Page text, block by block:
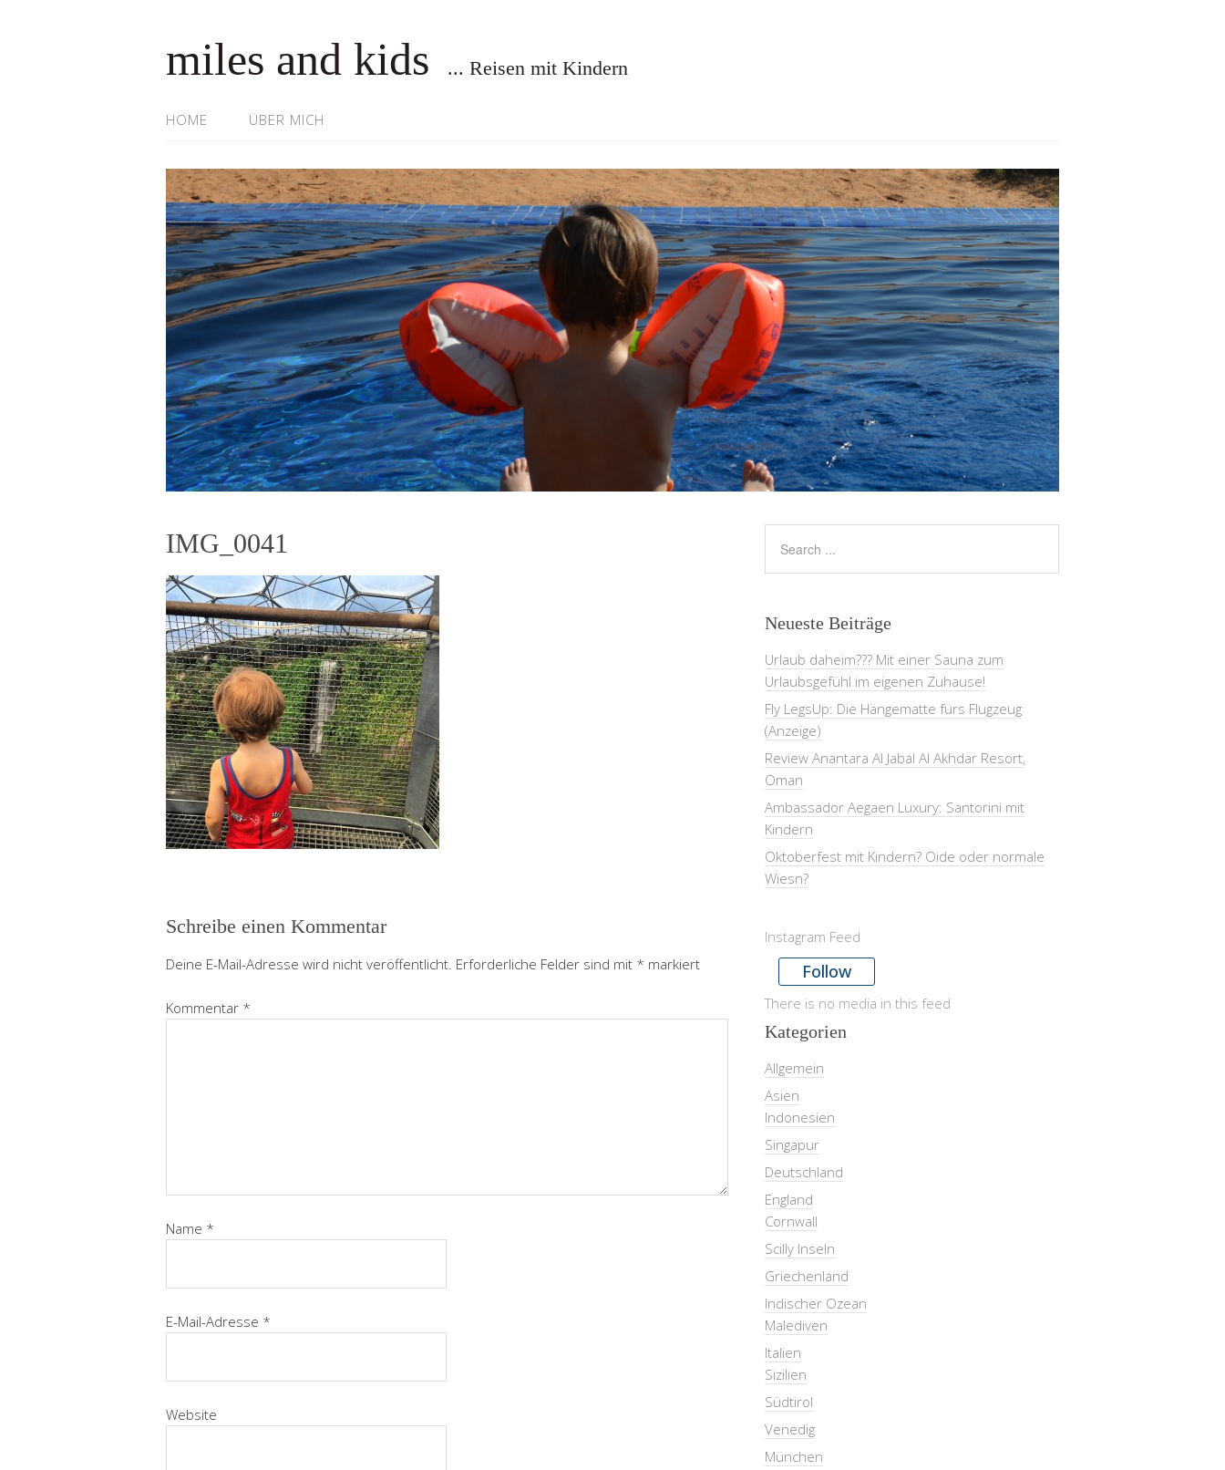
miles and kids ... Reisen mit Kindern
HOME ÜBER MICH
IMG_0041
Schreibe einen Kommentar
Deine E-Mail-Adresse wird nicht veröffentlicht. Erforderliche Felder sind mit * markiert
Kommentar *
Name *
E-Mail-Adresse *
Website
Neueste Beiträge
Urlaub daheim??? Mit einer Sauna zum
Urlaubsgefühl im eigenen Zuhause!
Fly LegsUp: Die Hängematte fürs Flugzeug
(Anzeige)
Review Anantara Al Jabal Al Akhdar Resort,
Oman
Ambassador Aegaen Luxury: Santorini mit
Kindern
Oktoberfest mit Kindern? Oide oder normale
Wiesn?
Instagram Feed
Follow
There is no media in this feed
Kategorien
Allgemein
Asien
Indonesien
Singapur
Deutschland
England
Cornwall
Scilly Inseln
Griechenland
Indischer Ozean
Malediven
Italien
Sizilien
Südtirol
Venedig
München